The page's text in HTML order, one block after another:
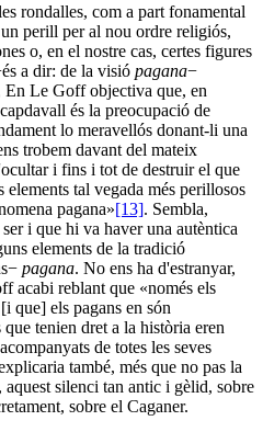
rondalles, com a part fonamental
perill per al nou ordre religiós,
o, en el nostre cas, certes figures
a dir: de la visió pagana−
En Le Goff objectiva que, en
és la preocupació de
lo meravellós donant-li una
trobem davant del mateix
i fins i tot de destruir el que
tal vegada més perillosos
pagana»[13]. Sembla,
i que hi va haver una autèntica
elements de la tradició
pagana. No ens ha d'estranyar,
acabi reblant que «només els
que] els pagans en són
tenien dret a la història eren
de totes les seves
també, més que no pas la
silenci tan antic i gèlid, sobre
sobre el Caganer.